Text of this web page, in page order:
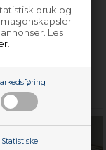
bruk og
Les
Statistiske